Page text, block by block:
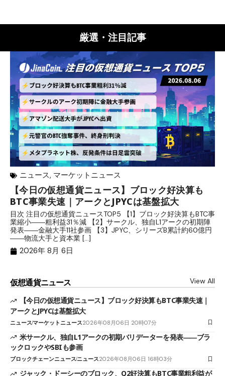
厳選・注目記事
ニュース, マーケットニュース
【今日の仮想通貨ニュース】ブロック好決算も
BTC事業失速｜アークとJPYCは基盤拡大
目次 注目の仮想通貨ニュースTOP5 【1】ブロック好決算もBTC事
業縮小――粗利益31％減 【2】サークル、独自L1アークの初期陣
発表――金融大手11社参画 【3】JPYC、シリーズB累計約60億円
――物流大手と資本業 […]
2026年 8月 6日
仮想通貨ニュース View All
【今日の仮想通貨ニュース】ブロック好決算もBTC事業失速｜
アークとJPYCは基盤拡大
ニュースマーケットニュース2026年08月06日 20時07分
米サークル、独自L1アークの初期バリデーターを発表――ブラ
ックロックやSBIも参画
ブロックチェーンニュースニュース2026年08月06日 16時03分
ジャック・ドーシーのブロック、Q2好決算もBTC事業粗利益が